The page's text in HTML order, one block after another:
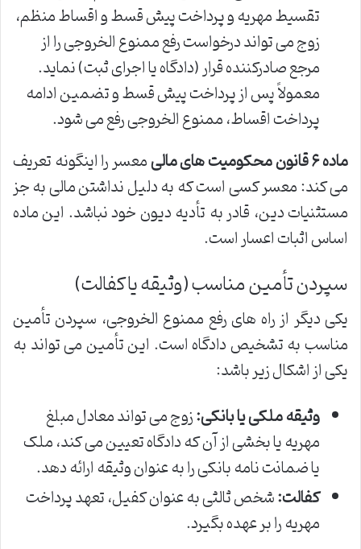
تقسیط مهریه و پرداخت پیش قسط و اقساط منظم،
زوج می تواند درخواست رفع ممنوع الخروجی را از
مرجع صادرکننده قرار (دادگاه یا اجرای ثبت) نماید.
معمولاً پس از پرداخت پیش قسط و تضمین ادامه
پرداخت اقساط، ممنوع الخروجی رفع می شود.
ماده ۶ قانون محکومیت های مالی
معسر را اینگونه تعریف
می کند: معسر کسی است که به دلیل نداشتن مالی به جز
مستثنیات دین، قادر به تأدیه دیون خود نباشد. این ماده
اساس اثبات اعسار است.
سپردن تأمین مناسب (وثیقه یا کفالت)
یکی دیگر از راه های رفع ممنوع الخروجی، سپردن تأمین
مناسب به تشخیص دادگاه است. این تأمین می تواند به
یکی از اشکال زیر باشد:
وثیقه ملکی یا بانکی:زوج می تواند معادل مبلغ
مهریه یا بخشی از آن که دادگاه تعیین می کند، ملک
یا ضمانت نامه بانکی را به عنوان وثیقه ارائه دهد.
کفالت:شخص ثالثی به عنوان کفیل، تعهد پرداخت
مهریه را بر عهده بگیرد.